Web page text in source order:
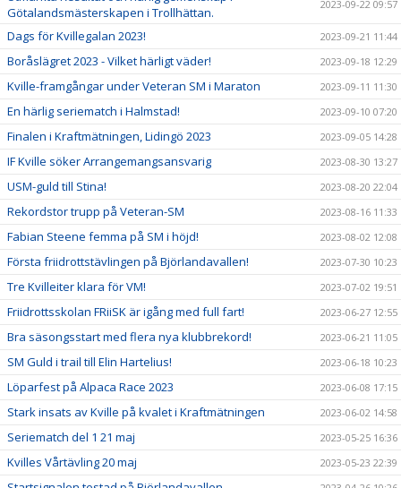
Götalandsmästerskapen i Trollhättan.
2023-09-22 09:57
Dags för Kvillegalan 2023! 2023-09-21 11:44
Boråslägret 2023 - Vilket härligt väder! 2023-09-18 12:29
Kville-framgångar under Veteran SM i Maraton 2023-09-11 11:30
En härlig seriematch i Halmstad! 2023-09-10 07:20
Finalen i Kraftmätningen, Lidingö 2023 2023-09-05 14:28
IF Kville söker Arrangemangsansvarig 2023-08-30 13:27
USM-guld till Stina! 2023-08-20 22:04
Rekordstor trupp på Veteran-SM 2023-08-16 11:33
Fabian Steene femma på SM i höjd! 2023-08-02 12:08
Första friidrottstävlingen på Björlandavallen! 2023-07-30 10:23
Tre Kvilleiter klara för VM! 2023-07-02 19:51
Friidrottsskolan FRiiSK är igång med full fart! 2023-06-27 12:55
Bra säsongsstart med flera nya klubbrekord! 2023-06-21 11:05
SM Guld i trail till Elin Hartelius! 2023-06-18 10:23
Löparfest på Alpaca Race 2023 2023-06-08 17:15
Stark insats av Kville på kvalet i Kraftmätningen 2023-06-02 14:58
Seriematch del 1 21 maj 2023-05-25 16:36
Kvilles Vårtävling 20 maj 2023-05-23 22:39